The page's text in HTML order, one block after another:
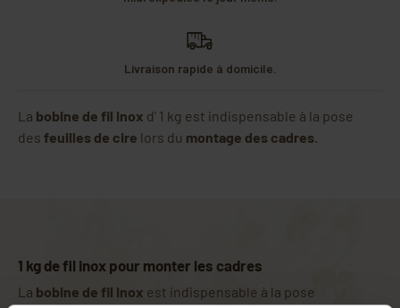
Livraison rapide à domicile.
La bobine de fil inox d' 1 kg est indispensable à la pose
des feuilles de cire lors du montage des cadres.
1 kg de fil inox pour monter les cadres
La bobine de fil inox est indispensable à la pose